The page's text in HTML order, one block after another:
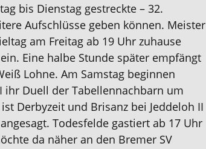
bis Dienstag gestreckte – 32.
Aufschlüsse geben können. Meister
am Freitag ab 19 Uhr zuhause
Eine halbe Stunde später empfängt
Lohne. Am Samstag beginnen
ihr Duell der Tabellennachbarn um
Derbyzeit und Brisanz bei Jeddeloh II
Todesfelde gastiert ab 17 Uhr
da näher an den Bremer SV